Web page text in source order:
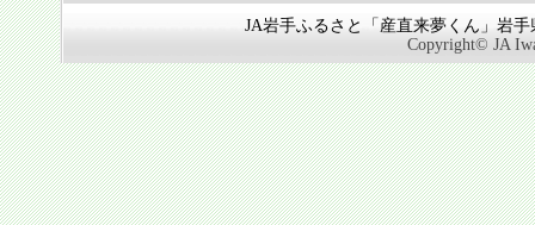
JA岩手ふるさと「産直来夢くん」岩
Copyright© JA